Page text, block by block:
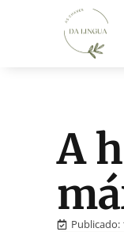
A
Publicado: